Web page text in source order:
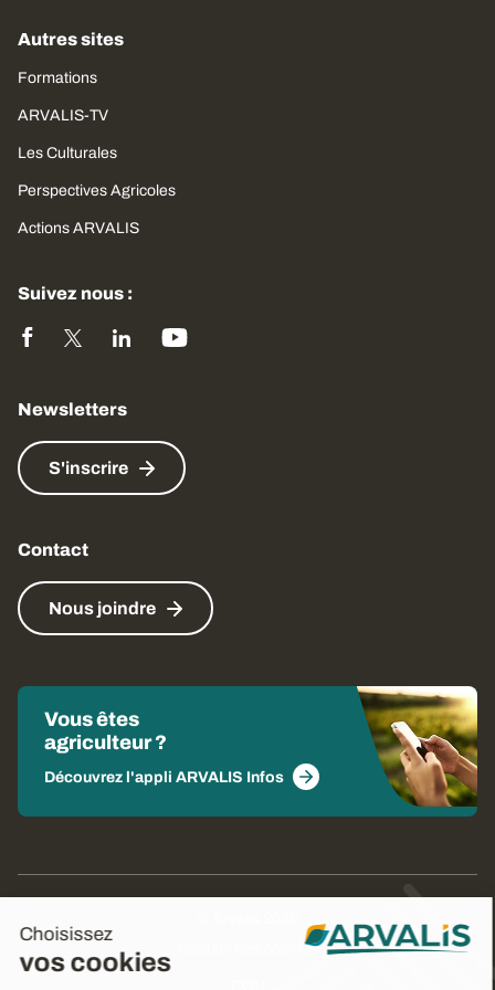
Choisissez
vos cookies
Autres sites
Formations
ARVALIS-TV
Les Culturales
Perspectives Agricoles
Actions ARVALIS
Suivez nous :
Newsletters
S'inscrire
Contact
Nous joindre
Vous êtes
agriculteur ?
Découvrez l'appli ARVALIS Infos
Gestion des cookies